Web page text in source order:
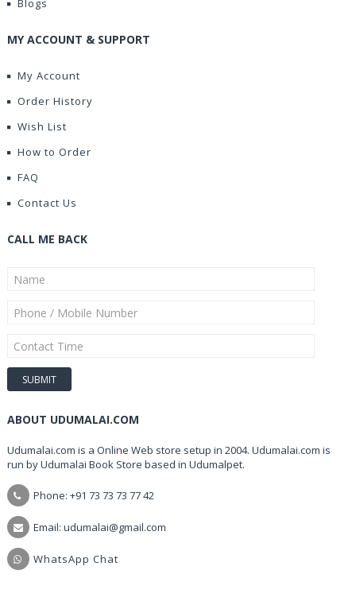
Blogs
MY ACCOUNT & SUPPORT
My Account
Order History
Wish List
How to Order
FAQ
Contact Us
CALL ME BACK
ABOUT UDUMALAI.COM
Udumalai.com is a Online Web store setup in 2004. Udumalai.com is
run by Udumalai Book Store based in Udumalpet.
Phone: +91 73 73 73 77 42
Email: udumalai@gmail.com
WhatsApp Chat